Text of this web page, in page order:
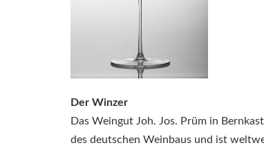
Der Winzer
Das Weingut Joh. Jos. Prüm in
des deutschen Weinbaus und ist